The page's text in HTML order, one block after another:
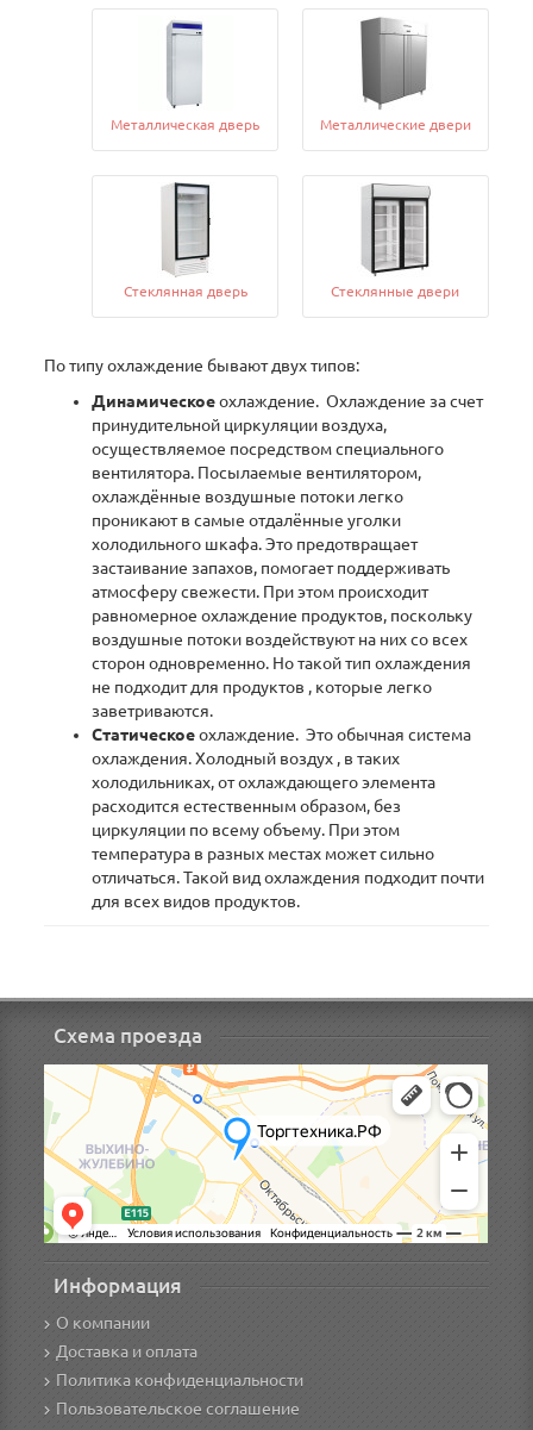
Металлическая дверь Металлические двери
Cтеклянная дверь Стеклянные двери
По типу охлаждение бывают двух типов:
Динамическоеохлаждение. Охлаждение за счет
принудительной циркуляции воздуха,
осуществляемое посредством специального
вентилятора. Посылаемые вентилятором,
охлаждённые воздушные потоки легко
проникают в самые отдалённые уголки
холодильного шкафа. Это предотвращает
застаивание запахов, помогает поддерживать
атмосферу свежести. При этом происходит
равномерное охлаждение продуктов, поскольку
воздушные потоки воздействуют на них со всех
сторон одновременно. Но такой тип охлаждения
не подходит для продуктов , которые легко
заветриваются.
Статическоеохлаждение. Это обычная система
охлаждения. Холодный воздух , в таких
холодильниках, от охлаждающего элемента
расходится естественным образом, без
циркуляции по всему объему. При этом
температура в разных местах может сильно
отличаться. Такой вид охлаждения подходит почти
для всех видов продуктов.
Схема проезда
Информация
О компании
Доставка и оплата
Политика конфиденциальности
Пользовательское соглашение